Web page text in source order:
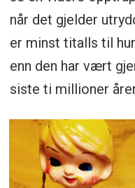
når det gjelder
er minst titalls til
enn den har vært
siste ti millioner